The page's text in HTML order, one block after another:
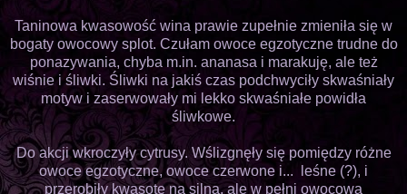
Taninowa kwasowość wina prawie zupełnie zmieniła się w
bogaty owocowy splot. Czułam owoce egzotyczne trudne do
ponazywania, chyba m.in. ananasa i marakuję, ale też
wiśnie i śliwki. Śliwki na jakiś czas podchwyciły skwaśniały
motyw i zaserwowały mi lekko skwaśniałe powidła
śliwkowe.
Do akcji wkroczyły cytrusy. Wślizgnęły się pomiędzy różne
owoce egzotyczne, owoce czerwone i... leśne (?), i
przerobiły kwasotę na silną, ale w pełni owocową